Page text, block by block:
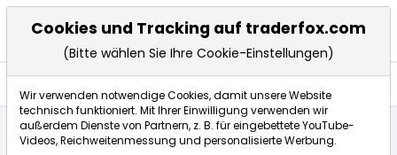
Cookies und Tracking auf traderfox.com
(Bitte wählen Sie Ihre Cookie-Einstellungen)
Wir verwenden notwendige Cookies, damit unsere Website
technisch funktioniert. Mit Ihrer Einwilligung verwenden wir
außerdem Dienste von Partnern, z. B. für eingebettete YouTube-
Videos, Reichweitenmessung und personalisierte Werbung.